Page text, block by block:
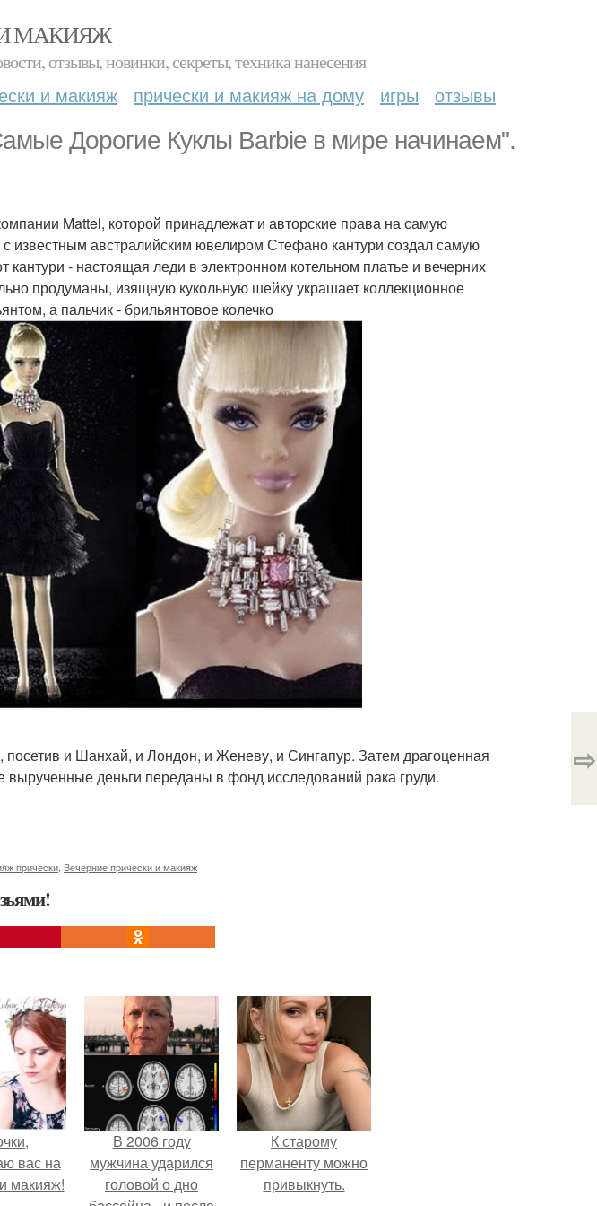
МАКИЯЖ
отзывы, новинки, секреты, техника нанесения
и макияж прически и макияж на дому игры отзывы
Дорогие Куклы Barbie в мире начинаем".
Mattel, которой принадлежат и авторские права на самую
известным австралийским ювелиром Стефано кантури создал самую
кантури - настоящая леди в электронном котельном платье и вечерних
продуманы, изящную кукольную шейку украшает коллекционное
а пальчик - брильянтовое колечко
посетив и Шанхай, и Лондон, и Женеву, и Сингапур. Затем драгоценная
вырученные деньги переданы в фонд исследований рака груди.
прически Вечерние прически и макияж
⇨
вас на
макияж!
В 2006 году
мужчина ударился
головой о дно
К старому
перманенту можно
привыкнуть.